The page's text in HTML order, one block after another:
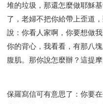
堆的垃圾，那還怎麼做耶穌
了，老婦不把你給帶上歪道
說：你看人家啊，你要想做
你的背心，我看看，有那八
腹肌。那你說怎麼辦？這提
保羅寫信可有意思了：你要